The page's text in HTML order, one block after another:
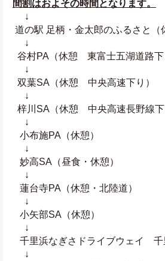
間割はおよその時間となります。
↓
道の駅 足柄・金太郎のふるさと（
↓
谷村PA（休憩　東富士五湖道路下
↓
双葉SA（休憩　中央高速下り）
↓
梓川SA（休憩　中央高速長野線下
↓
小布施PA（休憩）
↓
妙高SA（昼食・休憩）
↓
蓮台寺PA（休憩・北陸道）
↓
小矢部SA（休憩）
↓
千里浜なぎさドライブウェイ　千
↓